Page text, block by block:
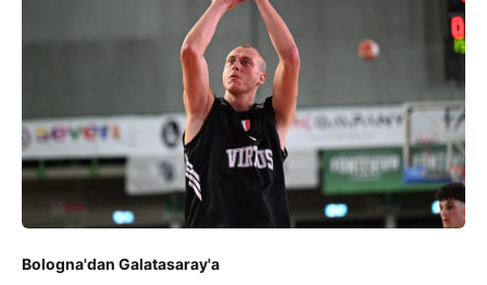
Bologna'dan Galatasaray'a